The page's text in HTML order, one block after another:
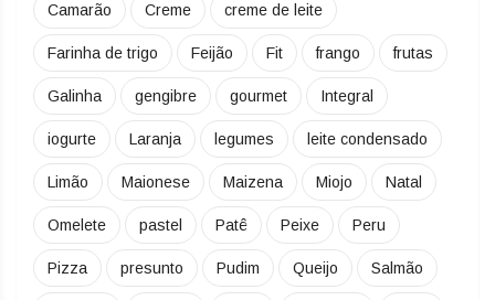
Camarão Creme creme de leite
Farinha de trigo Feijão Fit frango frutas
Galinha gengibre gourmet Integral
iogurte Laranja legumes leite condensado
Limão Maionese Maizena Miojo Natal
Omelete pastel Patê Peixe Peru
Pizza presunto Pudim Queijo Salmão